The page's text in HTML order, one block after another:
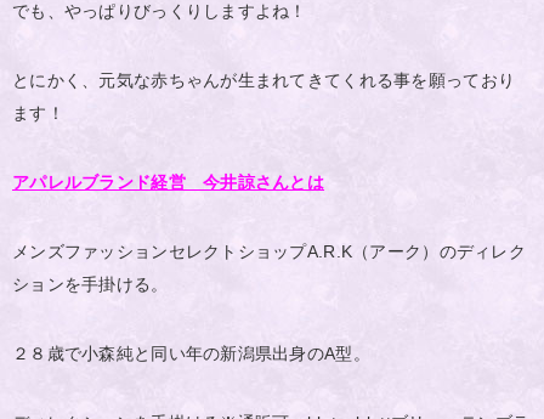
でも、やっぱりびっくりしますよね！
とにかく、元気な赤ちゃんが生まれてきてくれる事を願っており
ます！
アパレルブランド経営 今井諒さんとは
メンズファッションセレクトショップA.R.K（アーク）のディレク
ションを手掛ける。
２８歳で小森純と同い年の新潟県出身のA型。